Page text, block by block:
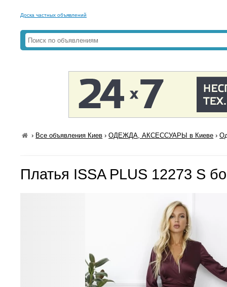
Доска частных объявлений
› Все объявления Киев ›ОДЕЖДА, АКСЕССУАРЫ в Киеве ›
Платья ISSA PLUS 12273 S